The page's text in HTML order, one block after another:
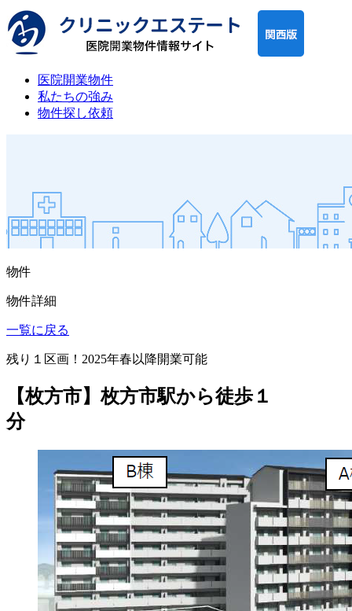
医院開業物件
私たちの強み
物件探し依頼
物件
物件詳細
一覧に戻る
残り１区画！2025年春以降開業可能
【枚方市】枚方市駅から徒歩１
分